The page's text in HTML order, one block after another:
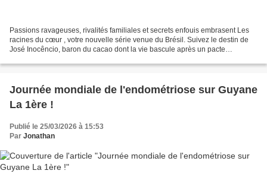
Passions ravageuses, rivalités familiales et secrets enfouis embrasent Les
racines du cœur , votre nouvelle série venue du Brésil. Suivez le destin de
José Inocêncio, baron du cacao dont la vie bascule après un pacte
Journée mondiale de l'endométriose sur Guyane
La 1ère !
Publié le 25/03/2026 à 15:53
Par Jonathan